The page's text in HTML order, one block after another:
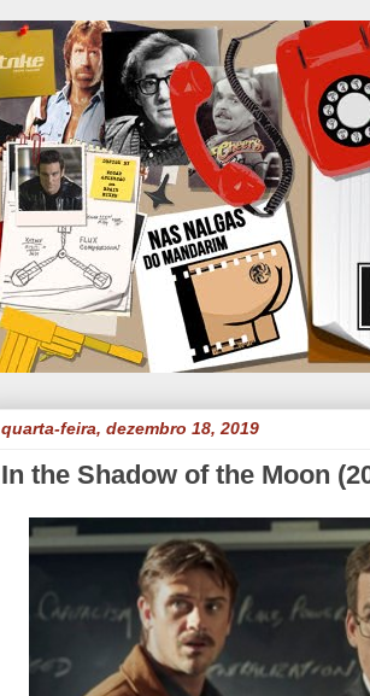
quarta-feira, dezembro 18, 2019
In the Shadow of the Moon